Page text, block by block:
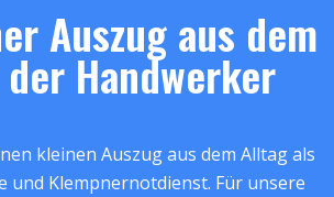
Auszug aus dem
Handwerker
kleinen Auszug aus dem Alltag als
und Klempnernotdienst. Für unsere